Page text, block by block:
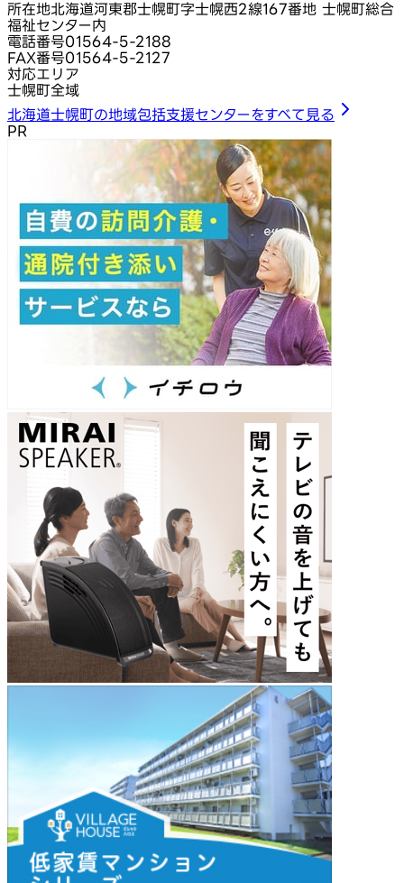
所在地北海道河東郡士幌町字士幌西2線167番地 士幌町総合
福祉センター内
電話番号01564-5-2188
FAX番号01564-5-2127
対応エリア
士幌町全域
北海道士幌町の地域包括支援センターをすべて見る
PR